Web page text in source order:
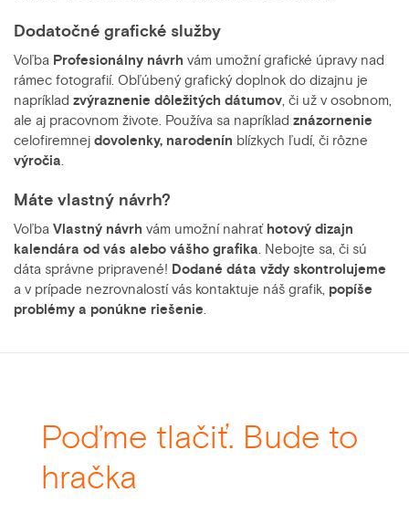
Dodatočné grafické služby
Voľba Profesionálny návrh vám umožní grafické úpravy nad
rámec fotografií. Obľúbený grafický doplnok do dizajnu je
napríklad zvýraznenie dôležitých dátumov, či už v osobnom,
ale aj pracovnom živote. Používa sa napríklad znázornenie
celofiremnej dovolenky, narodenín blízkych ľudí, či rôzne
výročia.
Máte vlastný návrh?
Voľba Vlastný návrh vám umožní nahrať hotový dizajn
kalendára od vás alebo vášho grafika. Nebojte sa, či sú
dáta správne pripravené! Dodané dáta vždy skontrolujeme
a v prípade nezrovnalostí vás kontaktuje náš grafik, popíše
problémy a ponúkne riešenie.
Poďme tlačiť. Bude to
hračka